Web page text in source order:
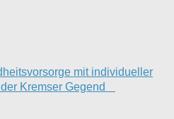
mit individueller
Kremser Gegend